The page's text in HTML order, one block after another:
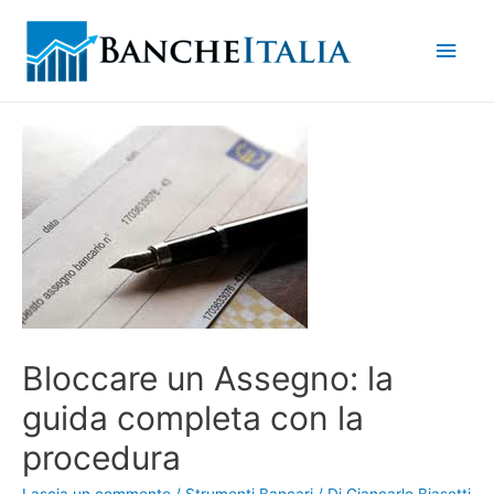
Bloccare un Assegno: la
guida completa con la
procedura